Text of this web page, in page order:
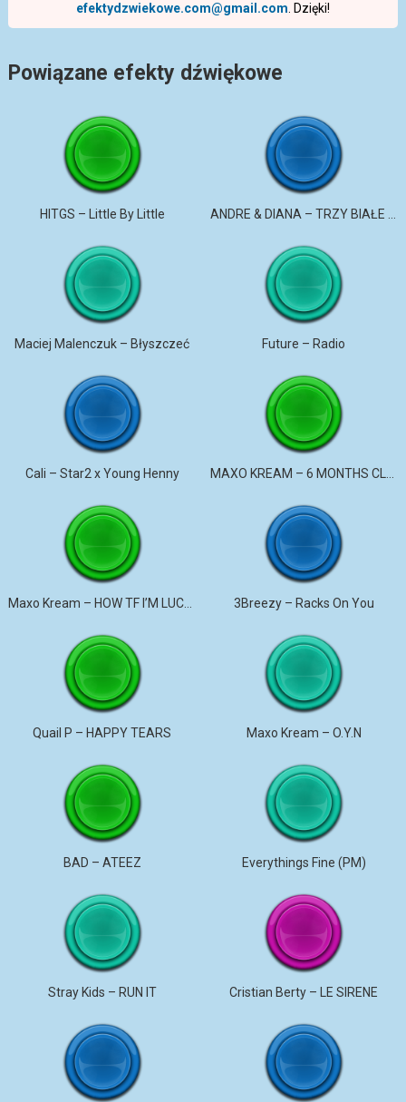
efektydzwiekowe.com@gmail.com . Dzięki!
Powiązane efekty dźwiękowe
HITGS – Little By Little
Maciej Malenczuk – Błyszczeć Future – Radio
Cali – Star2 x Young Henny
Maxo Kream – HOW TF I’M LUCKY 3Breezy – Racks On You
Quail P – HAPPY TEARS Maxo Kream – O.Y.N
BAD – ATEEZ Everythings Fine (PM)
Stray Kids – RUN IT Cristian Berty – LE SIRENE